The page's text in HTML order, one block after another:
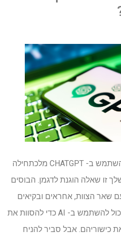
לשאול אם אתה צריך אפילו להשתמש ב- CHATGPT מלכתחילה
זו שאלה הוגנת לדגמן. הבוסים
שאר הצוות, אחראים ובקיאים
בעסק. מבחינה טכנית מישהו יכול להשתמש ב- AI כדי להסוות את
את כישוריהם. אבל סביר להניח